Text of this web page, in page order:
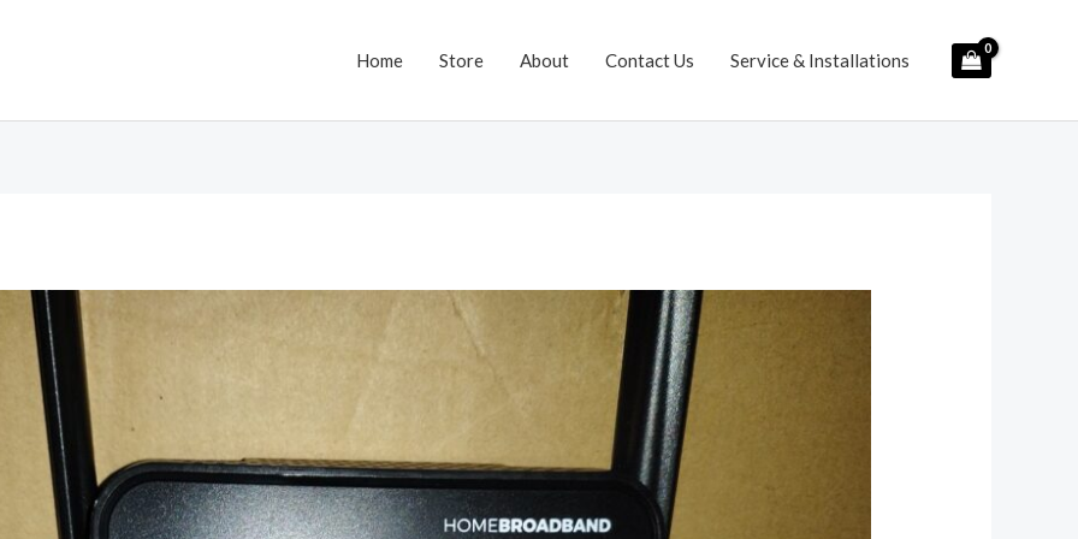
Home Store About Contact Us Service & Installations